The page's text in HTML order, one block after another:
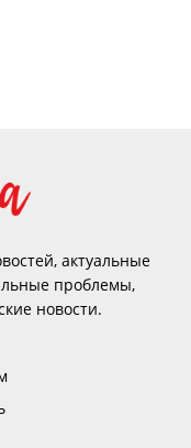
актуальные
проблемы,
новости.